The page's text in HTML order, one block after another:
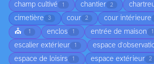
champ cultivé 1 chantier 2
cimetière 3 cour 2 cour intérieure
⛪ 1 enclos 1 entrée de maison 1
escalier extérieur 1 espace
espace de loisirs 1 espace extérieur 2